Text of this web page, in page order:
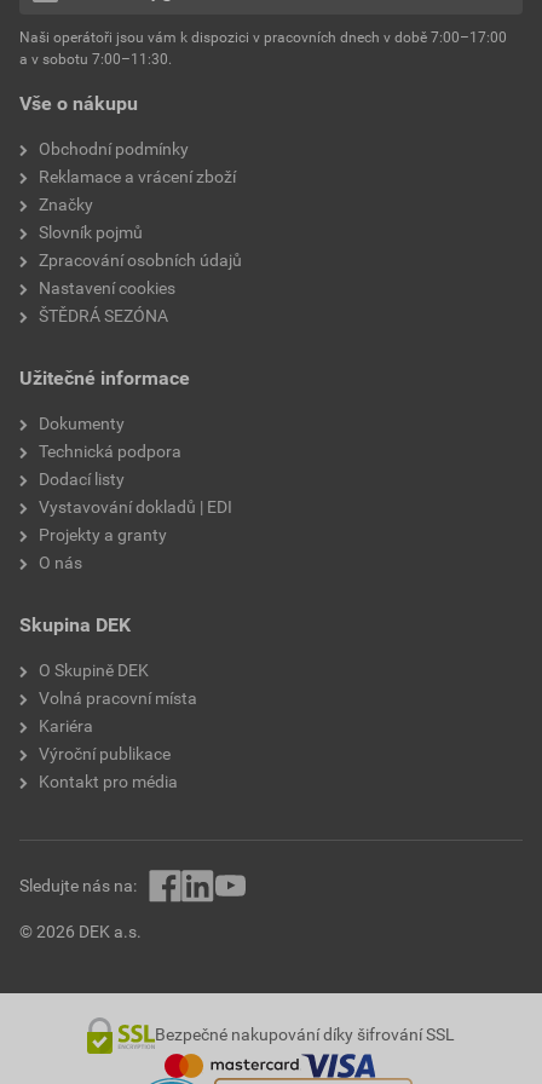
Environmentální prohlášení výrobku
Stáhnout
Velikost
hmotnost 25 kg
typ výrobku
faktor difuzního odporu
Vše o nákupu
Obchodní podmínky
Reklamace a vrácení zboží
Značky
Slovník pojmů
Zpracování osobních údajů
Nastavení cookies
ŠTĚDRÁ SEZÓNA
Užitečné informace
Dokumenty
Technická podpora
Dodací listy
Vystavování dokladů | EDI
Projekty a granty
O nás
Skupina DEK
O Skupině DEK
Volná pracovní místa
Kariéra
Výroční publikace
Kontakt pro média
Naši operátoři jsou vám k dispozici v pracovních dnech v době 7:00–17:00
a v sobotu 7:00–11:30.
© 2026 DEK a.s.
Sledujte nás na:
Bezpečné nakupování díky šifrování SSL